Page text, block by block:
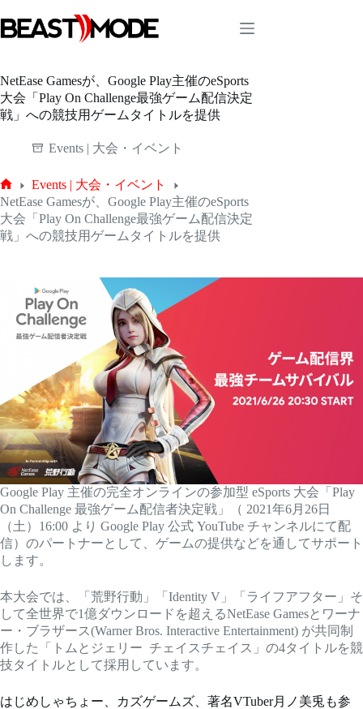
ン
テ
ツ
へ
ス
NetEase Gamesが、Google Play主催のeSports
大会「Play On Challenge最強ゲーム配信決定
戦」への競技用ゲームタイトルを提供
Events | 大会・イベント
ホ
ー
ム
Events | 大会・イベント
NetEase Gamesが、Google Play主催のeSports
大会「Play On Challenge最強ゲーム配信決定
戦」への競技用ゲームタイトルを提供
Google Play 主催の完全オンラインの参加型 eSports 大会「Play
On Challenge 最強ゲーム配信者決定戦」（ 2021年6月26日
（土）16:00 より Google Play 公式 YouTube チャンネルにて配
信）のパートナーとして、ゲームの提供などを通してサポート
します。
本大会では、「荒野行動」「Identity V」「ライフアフター」そ
して全世界で1億ダウンロードを超えるNetEase Gamesとワーナ
ー・ブラザース(Warner Bros. Interactive Entertainment) が共同制
作した「トムとジェリー チェイスチェイス」の4タイトルを競
技タイトルとして採用しています。
はじめしゃちょー、カズゲームズ、著名VTuber月ノ美兎も参